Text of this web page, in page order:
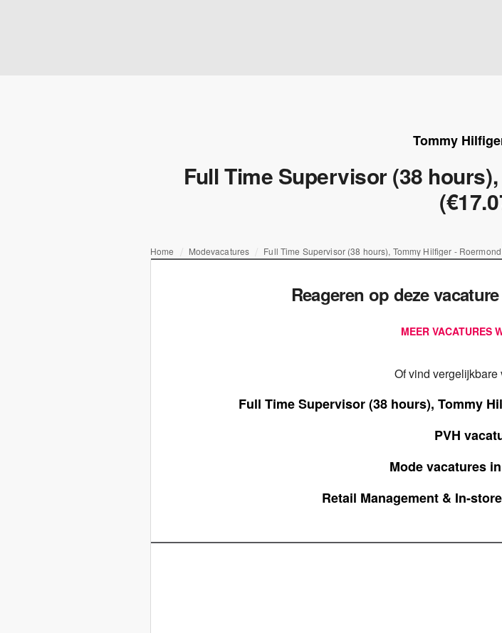
Tommy
Full Time Supervisor (38
Home Modevacatures Full Time Supervisor (38 hours), Tommy Hilfiger -
Reageren op deze
MEER VACATURES
Of vind vergelijkbare
Full Time Supervisor (38 hours), Tommy
PVH
Mode vacatures
Retail Management & In-